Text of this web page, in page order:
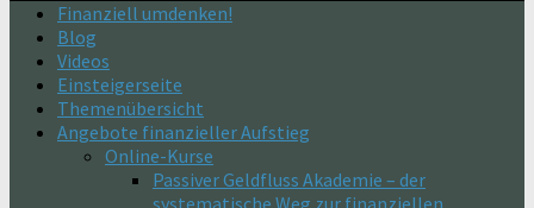
Finanziell umdenken!
Blog
Videos
Einsteigerseite
Themenübersicht
Angebote finanzieller Aufstieg
Online-Kurse
Passiver Geldfluss Akademie – der
systematische Weg zur finanziellen